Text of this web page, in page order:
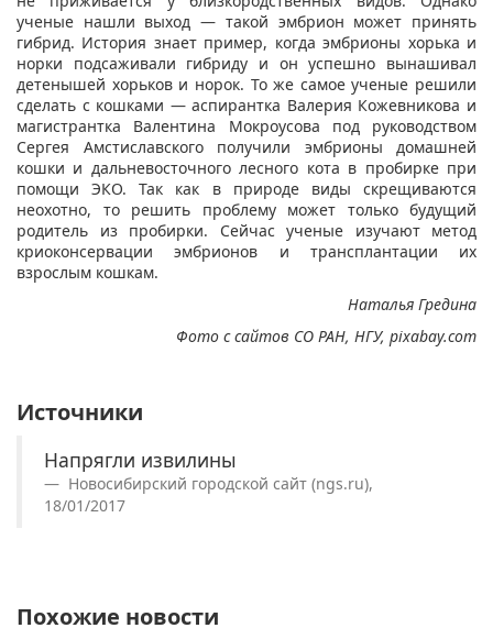
ученые нашли выход — такой эмбрион может принять
гибрид. История знает пример, когда эмбрионы хорька и
норки подсаживали гибриду и он успешно вынашивал
детенышей хорьков и норок. То же самое ученые решили
сделать с кошками — аспирантка Валерия Кожевникова и
магистрантка Валентина Мокроусова под руководством
Сергея Амстиславского получили эмбрионы домашней
кошки и дальневосточного лесного кота в пробирке при
помощи ЭКО. Так как в природе виды скрещиваются
неохотно, то решить проблему может только будущий
родитель из пробирки. Сейчас ученые изучают метод
криоконсервации эмбрионов и трансплантации их
взрослым кошкам.
Наталья Гредина
Фото с сайтов СО РАН, НГУ, pixabay.com
Источники
Напрягли извилины
Новосибирский городской сайт (ngs.ru),
18/01/2017
Похожие новости